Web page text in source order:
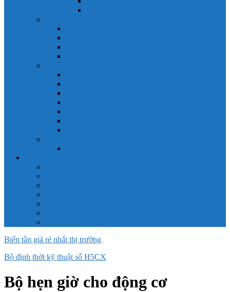
Biến tần giá rẻ nhất thị trường
Bộ định thời kỹ thuật số H5CX
Bộ hẹn giờ cho động cơ